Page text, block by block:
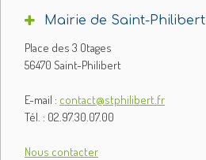
Mairie de Saint-Philibert
Place des 3 Otages
56470 Saint-Philibert
E-mail : contact@stphilibert.fr
Tél. : 02.97.30.07.00
Nous contacter